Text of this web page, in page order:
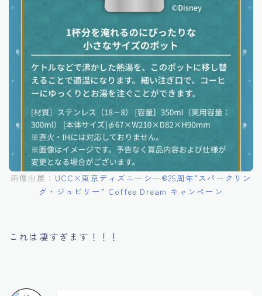
画像出展： UCC×東京ディズニーシー®︎25周年”スパークリン
グ・ジュビリー” Coffee Dream キャンペーン
これは凄すぎます！！！